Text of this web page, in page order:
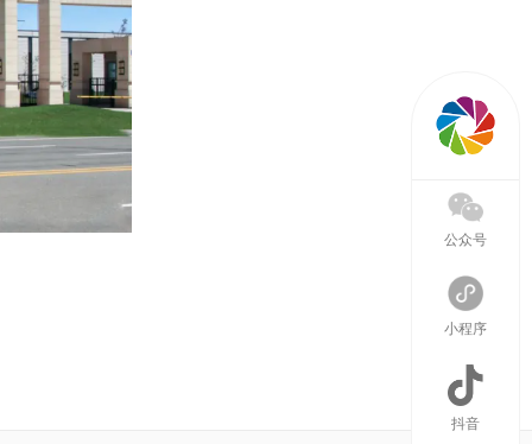
公众号
小程序
抖音